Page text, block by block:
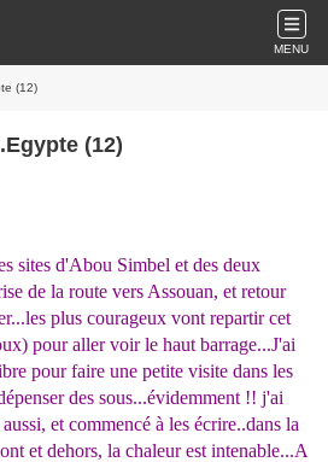
MENU
(12)
(12)
sites d'Abou Simbel et des deux
de la route vers Assouan, et retour
plus courageux vont repartir cet
pour aller voir le haut barrage...J'ai
pour faire une petite visite dans les
des sous...évidemment !! j'ai
et commencé à les écrire..dans la
et dehors, la chaleur est intenable...A